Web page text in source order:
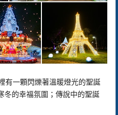
有一顆閃爍著溫暖燈光的聖誕
冬的幸福氛圍；傳說中的聖誕